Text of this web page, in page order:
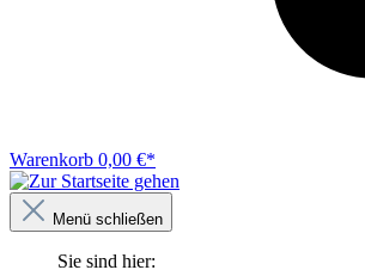
Warenkorb 0,00 €*
Menü schließen
Sie sind hier: